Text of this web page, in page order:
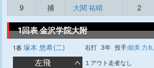
9
捕 大関 祐晴 2
1回表 金沢学院大附
1番 塚本 悠希(二) 右打 3年 投手:能美 力丸
左飛 １アウト走者なし